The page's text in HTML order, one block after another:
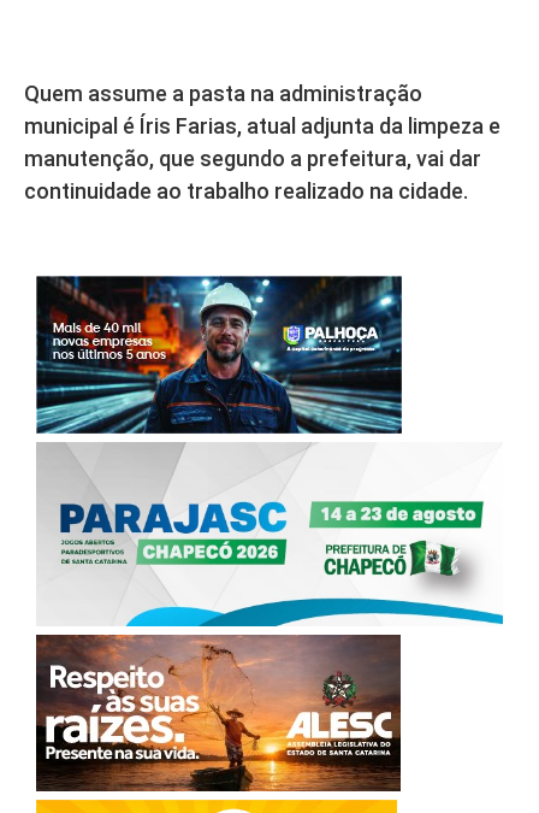
Quem assume a pasta na administração
municipal é Íris Farias, atual adjunta da limpeza e
manutenção, que segundo a prefeitura, vai dar
continuidade ao trabalho realizado na cidade.